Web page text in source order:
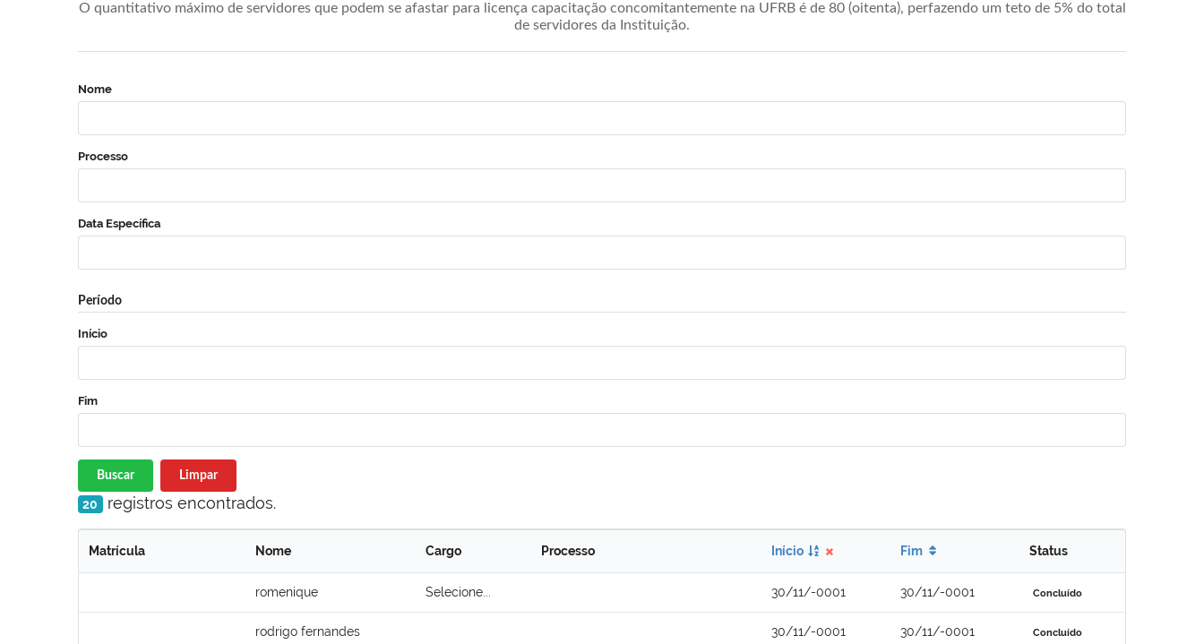
O quantitativo máximo de servidores que podem se afastar para licença capacitação concomitantemente na UFRB é de 80 (oitenta), perfazendo um teto de 5% do total
de servidores da Instituição.
Nome
Processo
Data Específica
Período
Início
Fim
Buscar Limpar
20 registros encontrados.
Matrícula Nome Cargo Processo Início Fim Status
romenique Selecione... 30/11/-0001 30/11/-0001 Concluído
rodrigo fernandes 30/11/-0001 30/11/-0001 Concluído